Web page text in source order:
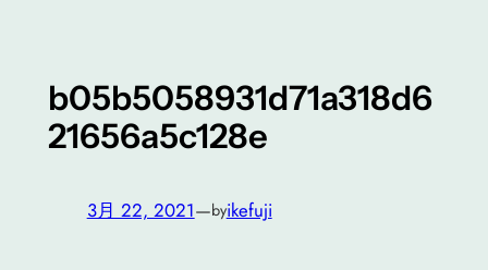
b05b5058931d71a318d6
21656a5c128e
3月 22, 2021—byikefuji